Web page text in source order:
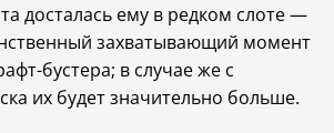
досталась ему в редком слоте —
захватывающий момент
бустера; в случае же с
их будет значительно больше.